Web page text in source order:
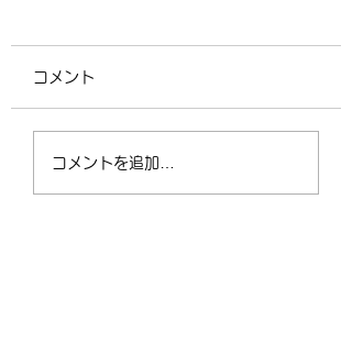
4/2（木）18:30〜
21:00 フリークラス
コメント
コメントを追加…